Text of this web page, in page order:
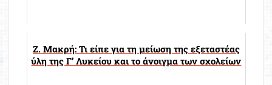
Ζ. Μακρή: Τι είπε για τη μείωση της εξεταστέας
ύλη της Γ’ Λυκείου και το άνοιγμα των σχολείων